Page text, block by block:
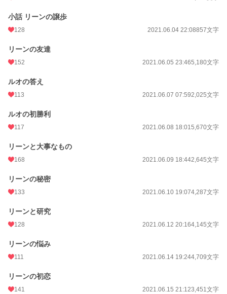
小話 リーンの譲歩
128 2021.06.04 22:08857文字
リーンの友達
152 2021.06.05 23:465,180文字
ルオの答え
113 2021.06.07 07:592,025文字
ルオの初勝利
117 2021.06.08 18:015,670文字
リーンと大事なもの
168 2021.06.09 18:442,645文字
リーンの秘密
133 2021.06.10 19:074,287文字
リーンと研究
128 2021.06.12 20:164,145文字
リーンの悩み
111 2021.06.14 19:244,709文字
リーンの初恋
141 2021.06.15 21:123,451文字